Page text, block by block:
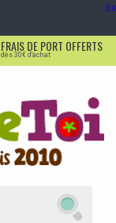
FRAIS DE PORT OFFERTS
dès 30€ d'achat